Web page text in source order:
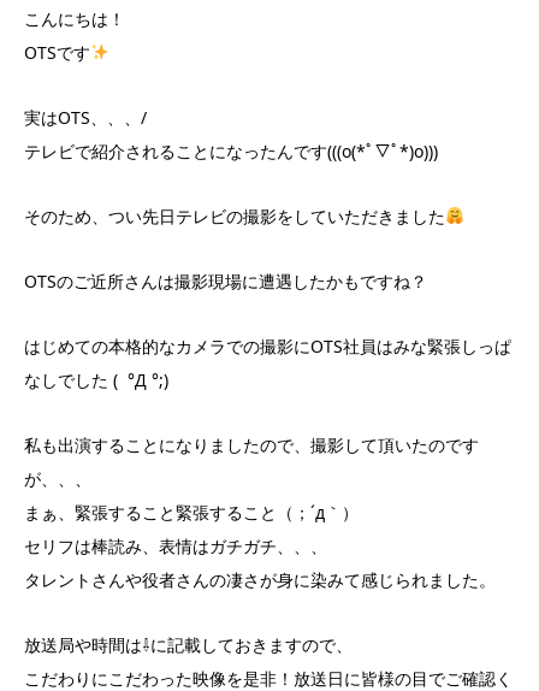
こんにちは！
OTSです
実はOTS、、、/
テレビで紹介されることになったんです(((o(*ﾟ▽ﾟ*)o)))
そのため、つい先日テレビの撮影をしていただきました
OTSのご近所さんは撮影現場に遭遇したかもですね？
はじめての本格的なカメラでの撮影にOTS社員はみな緊張しっぱ
なしでした ( °Д °;)
私も出演することになりましたので、撮影して頂いたのです
が、、、
まぁ、緊張すること緊張すること（；´д｀）
セリフは棒読み、表情はガチガチ、、、
タレントさんや役者さんの凄さが身に染みて感じられました。
放送局や時間は⇩に記載しておきますので、
こだわりにこだわった映像を是非！放送日に皆様の目でご確認く